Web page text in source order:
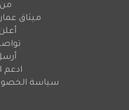
ميثاق
ادعم
سياسة